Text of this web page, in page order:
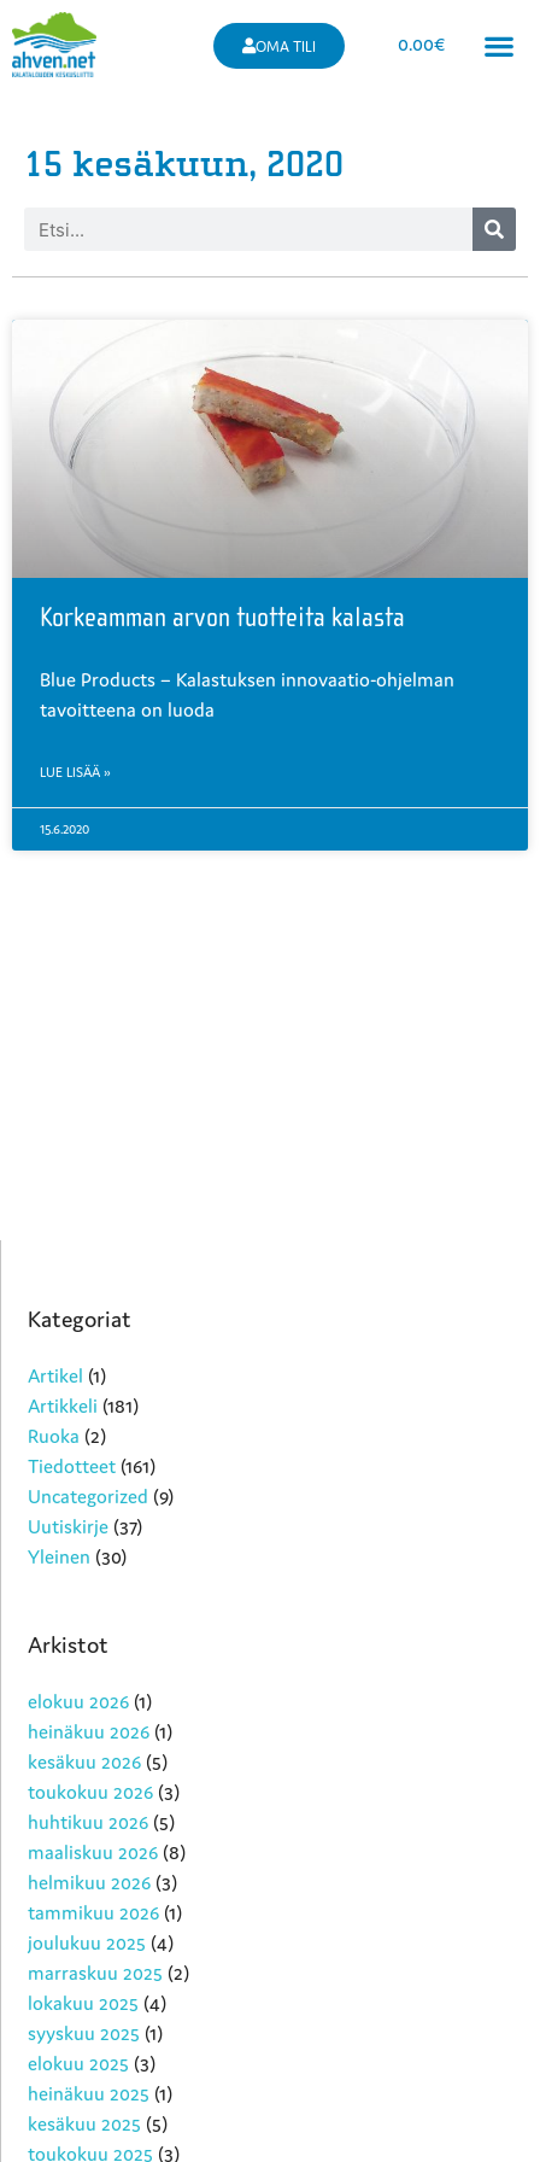
OMA TILI 0.00€
15 kesäkuun, 2020
Korkeamman arvon tuotteita kalasta
Blue Products – Kalastuksen innovaatio-ohjelman
tavoitteena on luoda
LUE LISÄÄ »
15.6.2020
Kategoriat
Artikel (1)
Artikkeli (181)
Ruoka (2)
Tiedotteet (161)
Uncategorized (9)
Uutiskirje (37)
Yleinen (30)
Arkistot
elokuu 2026 (1)
heinäkuu 2026 (1)
kesäkuu 2026 (5)
toukokuu 2026 (3)
huhtikuu 2026 (5)
maaliskuu 2026 (8)
helmikuu 2026 (3)
tammikuu 2026 (1)
joulukuu 2025 (4)
marraskuu 2025 (2)
lokakuu 2025 (4)
syyskuu 2025 (1)
elokuu 2025 (3)
heinäkuu 2025 (1)
kesäkuu 2025 (5)
toukokuu 2025 (3)